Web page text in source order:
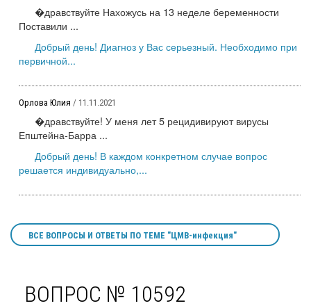
�дравствуйте Нахожусь на 13 неделе беременности
Поставили ...
Добрый день! Диагноз у Вас серьезный. Необходимо при
первичной...
Орлова Юлия / 11.11.2021
�дравствуйте! У меня лет 5 рецидивируют вирусы
Епштейна-Барра ...
Добрый день! В каждом конкретном случае вопрос
решается индивидуально,...
ВСЕ ВОПРОСЫ И ОТВЕТЫ ПО ТЕМЕ "ЦМВ-инфекция"
ВОПРОС № 10592